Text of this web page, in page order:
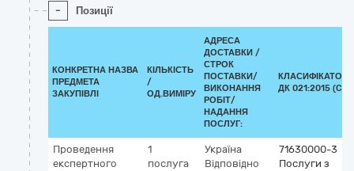
- Позиції
КОНКРЕТНА НАЗВА
ПРЕДМЕТА
ЗАКУПІВЛІ
КІЛЬКІСТЬ
/
ОД.ВИМІРУ
АДРЕСА
ДОСТАВКИ /
СТРОК
ПОСТАВКИ/
ВИКОНАННЯ
РОБІТ/
НАДАННЯ
ПОСЛУГ:
КЛАСИФІКАТОР
ДК 021:2015
Проведення
експертного
1
послуга
Україна
Відповідно
71630000-3
Послуги з